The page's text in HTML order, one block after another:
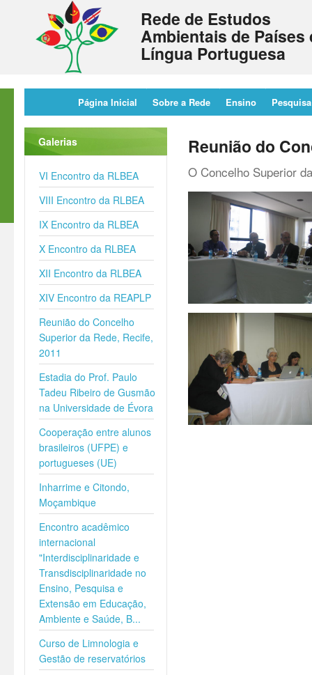
Rede de Estudos
Ambientais de Países
Língua Portuguesa
Página Inicial Sobre a Rede Ensino Pesquisa
Galerias
VI Encontro da RLBEA
VIII Encontro da RLBEA
IX Encontro da RLBEA
X Encontro da RLBEA
XII Encontro da RLBEA
XIV Encontro da REAPLP
Reunião do Concelho
Superior da Rede, Recife,
2011
Estadia do Prof. Paulo
Tadeu Ribeiro de Gusmão
na Universidade de Évora
Cooperação entre alunos
brasileiros (UFPE) e
portugueses (UE)
Inharrime e Citondo,
Moçambique
Encontro acadêmico
internacional
"Interdisciplinaridade e
Transdisciplinaridade no
Ensino, Pesquisa e
Extensão em Educação,
Ambiente e Saúde, B...
Curso de Limnologia e
Gestão de reservatórios
Reunião do
O Concelho Superior